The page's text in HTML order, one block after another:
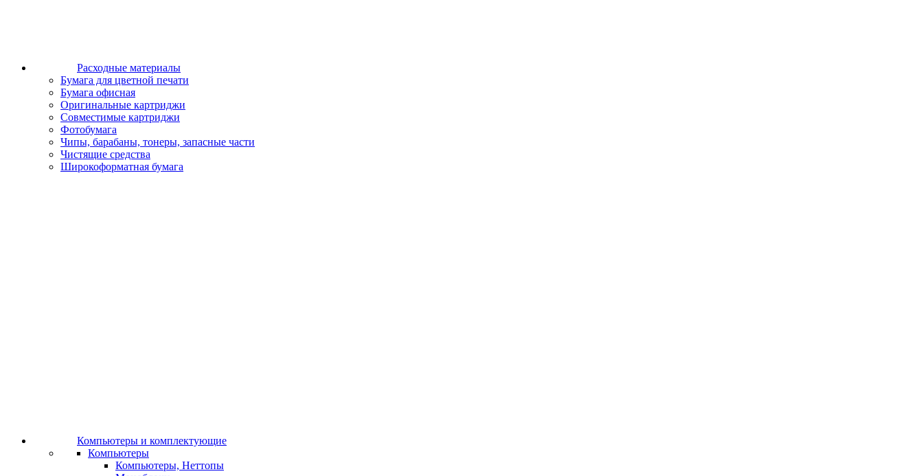
Расходные материалы
Бумага для цветной печати
Бумага офисная
Оригинальные картриджи
Совместимые картриджи
Фотобумага
Чипы, барабаны, тонеры, запасные части
Чистящие средства
Широкоформатная бумага
Компьютеры и комплектующие
Компьютеры
Компьютеры, Неттопы